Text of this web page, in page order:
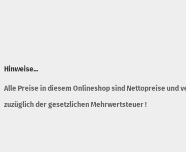
Hinweise...
Alle Preise in diesem Onlineshop sind Nettopreise und
zuzüglich der gesetzlichen Mehrwertsteuer !